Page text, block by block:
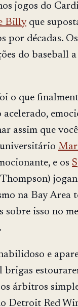
jogos do
Billy que
por décadas.
do baseball
o que
assim que
e os
na Bay Area
sobre isso no
.
e
brigas
árbitros
Detroit Red